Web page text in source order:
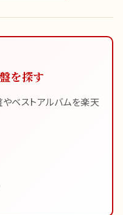
を探す
ベストアルバムを楽天